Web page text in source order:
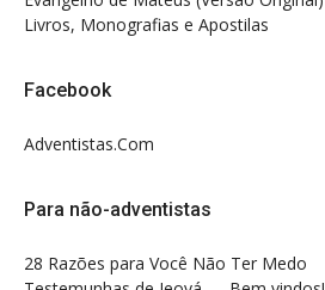
Livros, Monografias e Apostilas
Facebook
Adventistas.Com
Para não-adventistas
28 Razões para Você Não Ter Medo